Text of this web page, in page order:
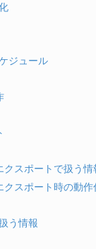
ジュール
クスポートで扱う情
クスポート時の動作
う情報